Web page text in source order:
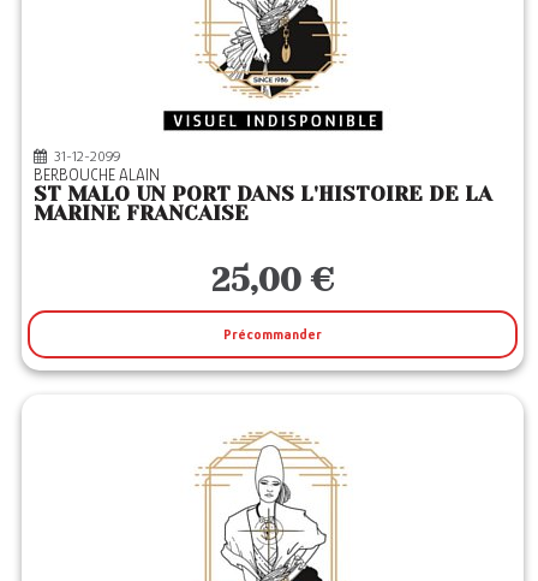
31-12-2099
BERBOUCHE ALAIN
ST MALO UN PORT DANS L'HISTOIRE DE LA
MARINE FRANCAISE
25,00 €
Précommander